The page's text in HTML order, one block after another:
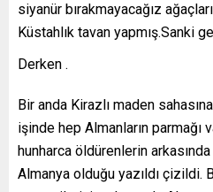
siyanür bırakmayacağız
Küstahlık tavan yapmış.Sanki
Derken .
Bir anda Kirazlı maden
işinde hep Almanların parmağı
hunharca öldürenlerin
Almanya olduğu yazıldı çizildi.